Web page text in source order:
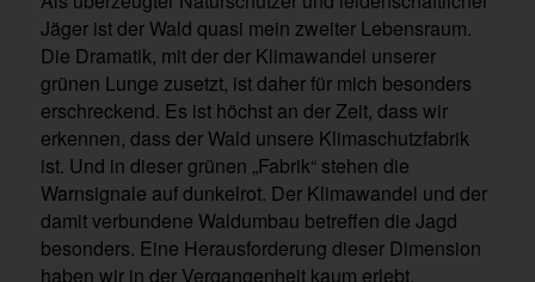
Jäger ist der Wald quasi mein zweiter Lebensraum.
Die Dramatik, mit der der Klimawandel unserer
grünen Lunge zusetzt, ist daher für mich besonders
erschreckend. Es ist höchst an der Zeit, dass wir
erkennen, dass der Wald unsere Klimaschutzfabrik
ist. Und in dieser grünen „Fabrik“ stehen die
Warnsignale auf dunkelrot. Der Klimawandel und der
damit verbundene Waldumbau betreffen die Jagd
besonders. Eine Herausforderung dieser Dimension
haben wir in der Vergangenheit kaum erlebt.